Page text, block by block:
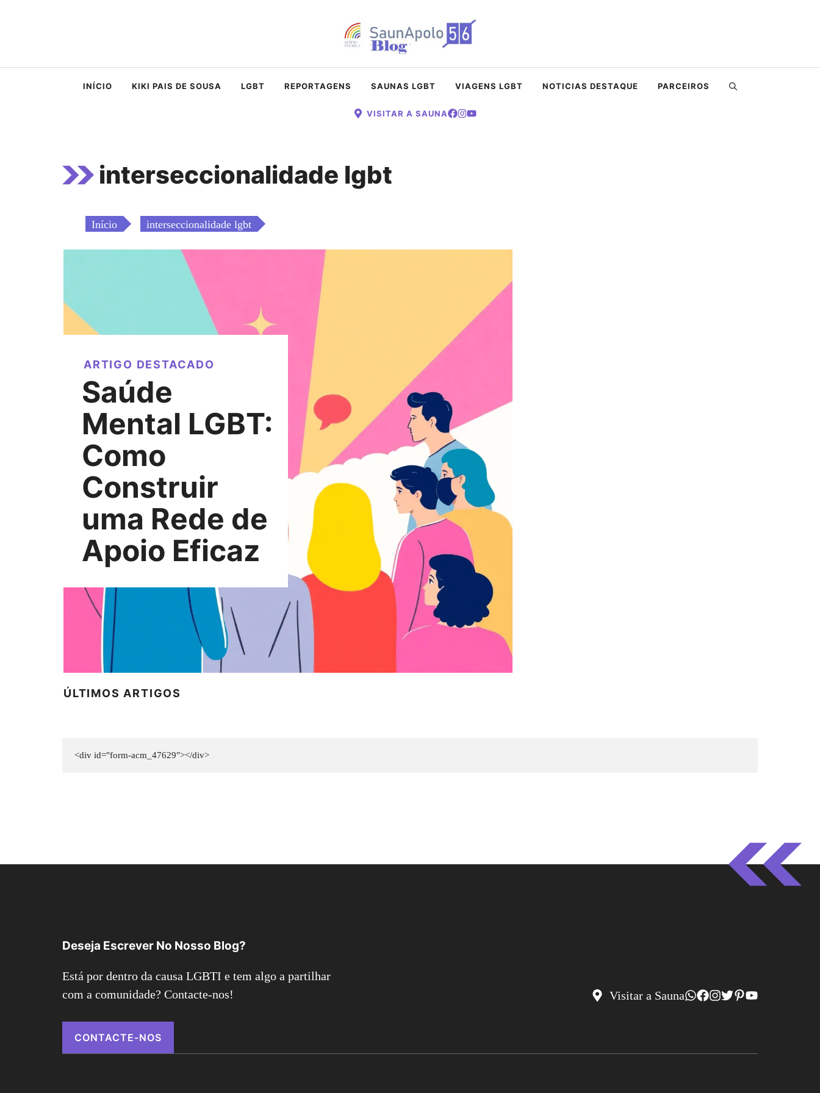
INÍCIO KIKI PAIS DE SOUSA LGBT REPORTAGENS SAUNAS LGBT VIAGENS LGBT NOTICIAS DESTAQUE PARCEIROS
VISITAR A SAUNA
interseccionalidade lgbt
Início interseccionalidade lgbt
ARTIGO DESTACADO
Saúde
Mental LGBT:
Como
Construir
uma Rede de
Apoio Eficaz
ÚLTIMOS ARTIGOS
<div id="form-acm_47629"></div>
Deseja Escrever No Nosso Blog?
Está por dentro da causa LGBTI e tem algo a partilhar
com a comunidade? Contacte-nos!
CONTACTE-NOS
Visitar a Sauna